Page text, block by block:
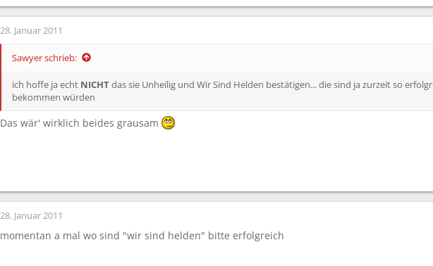
28. Januar 2011
Sawyer schrieb:
ich hoffe ja echt NICHTdas sie Unheilig und Wir Sind Helden bestätigen... die sind ja zurzeit so
bekommen würden
Das wär' wirklich beides grausam
28. Januar 2011
momentan a mal wo sind "wir sind helden" bitte erfolgreich